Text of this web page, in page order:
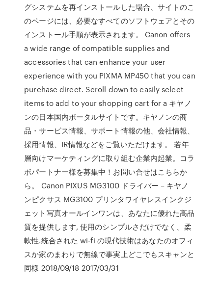
グシステムを再インストールした場合、サイトのこ
のページには、必要なすべてのソフトウェアとその
インストール手順が表示されます。 Canon offers
a wide range of compatible supplies and
accessories that can enhance your user
experience with you PIXMA MP450 that you can
purchase direct. Scroll down to easily select
items to add to your shopping cart for a キヤノ
ンの日本国内ポータルサイトです。キヤノンの商
品・サービス情報、サポート情報の他、会社情報、
採用情報、IR情報などをご覧いただけます。 若年
層向けマーケティングに取り組む企業内起業。コラ
ボパートナー様を募集中！お問い合せはこちらか
ら。 Canon PIXUS MG3100 ドライバー – キヤノ
ンピクサス MG3100 プリンタワイヤレスインクジ
ェット写真オールインワンは、あなたに優れた高品
質を提供します, 使用のシンプルさだけでなく、柔
軟性.統合された wi-fi の現代技術はあなたのオフィ
スか家のまわりで無線で事実上どこでもスキャンと
同様 2018/09/18 2017/03/31